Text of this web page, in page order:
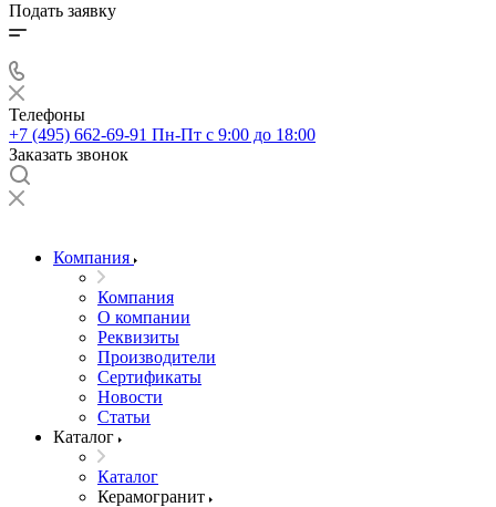
Подать заявку
Телефоны
+7 (495) 662-69-91 Пн-Пт c 9:00 до 18:00
Заказать звонок
Компания
Компания
О компании
Реквизиты
Производители
Сертификаты
Новости
Статьи
Каталог
Каталог
Керамогранит